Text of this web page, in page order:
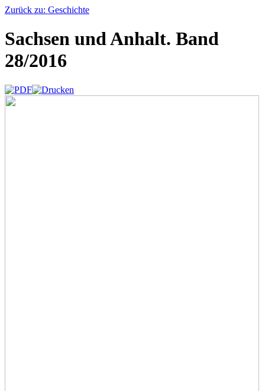
Zurück zu: Geschichte
Sachsen und Anhalt. Band
28/2016